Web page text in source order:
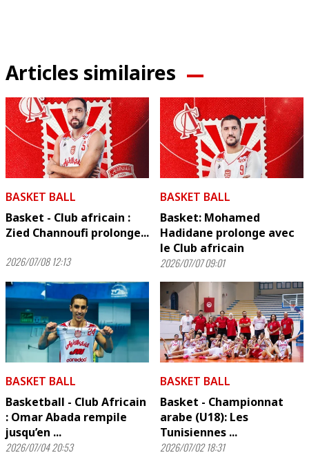
Articles similaires
BASKET BALL
Basket - Club africain :
Zied Channoufi prolonge...
2026/07/08 12:13
BASKET BALL
Basket: Mohamed
Hadidane prolonge avec
le Club africain
2026/07/07 09:01
BASKET BALL
Basketball - Club Africain
: Omar Abada rempile
jusqu’en ...
2026/07/04 20:53
BASKET BALL
Basket - Championnat
arabe (U18): Les
Tunisiennes ...
2026/07/02 18:31